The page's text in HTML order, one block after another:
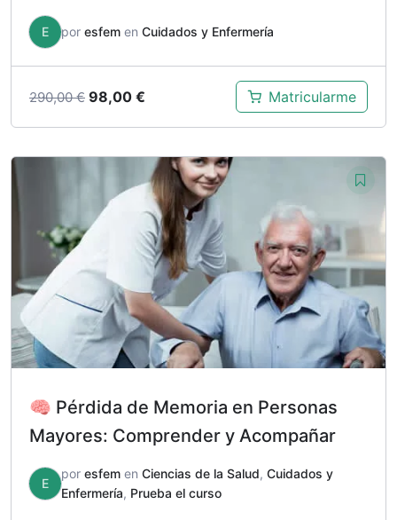
E por esfem en Cuidados y Enfermería
290,00€ El
era:
290,00 €.
98,00 €
es:
98,00 €.
Matricularme
🧠 Pérdida de Memoria en Personas
Mayores: Comprender y Acompañar
E
por esfem en Ciencias de la Salud, Cuidados y
Enfermería, Prueba el curso